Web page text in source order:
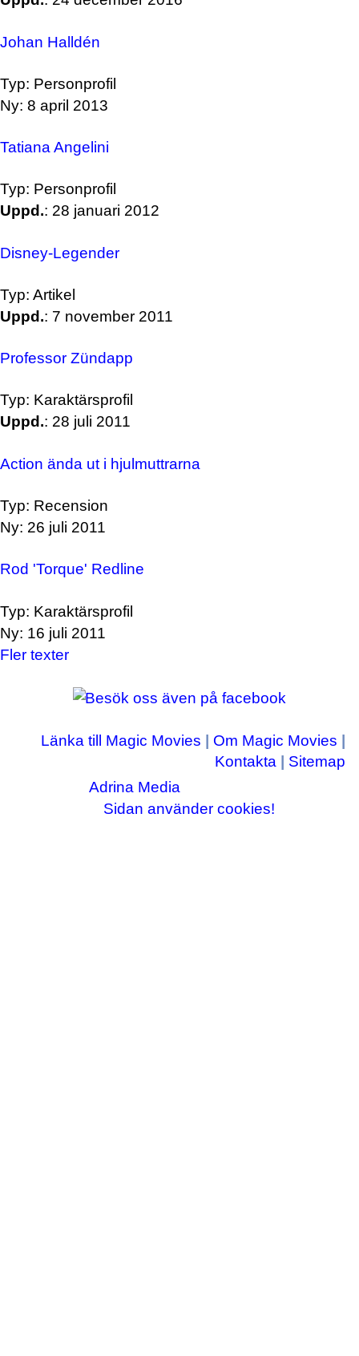
Johan Halldén
Typ: Personprofil
Ny: 8 april 2013
Tatiana Angelini
Typ: Personprofil
Uppd.: 28 januari 2012
Disney-Legender
Typ: Artikel
Uppd.: 7 november 2011
Professor Zündapp
Typ: Karaktärsprofil
Uppd.: 28 juli 2011
Action ända ut i hjulmuttrarna
Typ: Recension
Ny: 26 juli 2011
Rod 'Torque' Redline
Typ: Karaktärsprofil
Ny: 16 juli 2011
Fler texter
Länka till Magic Movies Om Magic Movies
Kontakta
Sitemap
Copyright © 2003-2026Adrina Media
Sidan använder cookies!